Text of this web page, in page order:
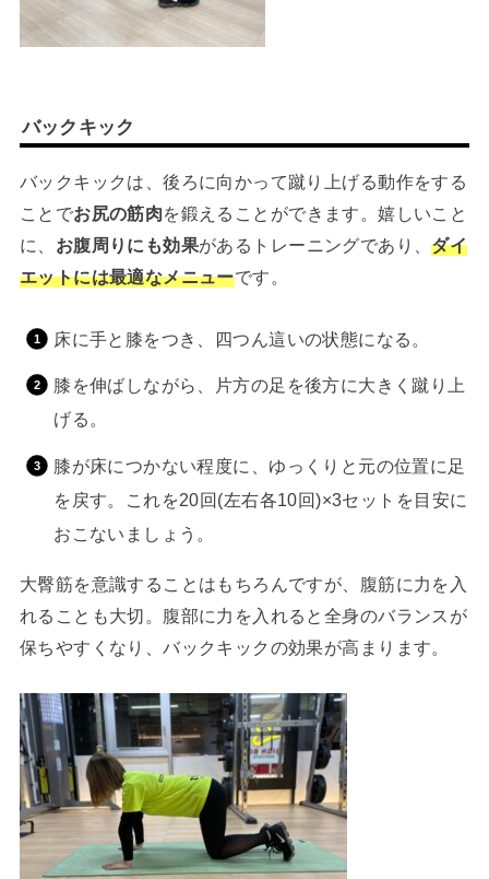
バックキック
バックキックは、後ろに向かって蹴り上げる動作をする
ことでお尻の筋肉を鍛えることができます。嬉しいこと
に、 お腹周りにも効果があるトレーニングであり、ダイ
エットには最適なメニューです。
床に手と膝をつき、四つん這いの状態になる。
膝を伸ばしながら、片方の足を後方に大きく蹴り上
げる。
膝が床につかない程度に、ゆっくりと元の位置に足
を戻す。これを20回(左右各10回)×3セットを目安に
おこないましょう。
大臀筋を意識することはもちろんですが、腹筋に力を入
れることも大切。腹部に力を入れると全身のバランスが
保ちやすくなり、バックキックの効果が高まります。